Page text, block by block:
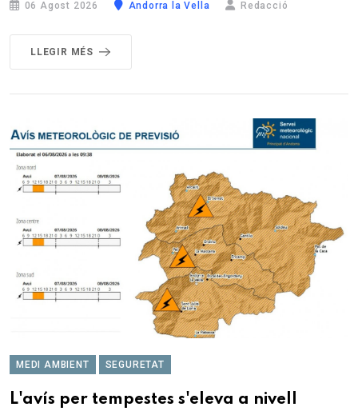
06 Agost 2026 Andorra la Vella Redacció
LLEGIR MÉS
MEDI AMBIENT SEGURETAT
L'avís per tempestes s'eleva a nivell